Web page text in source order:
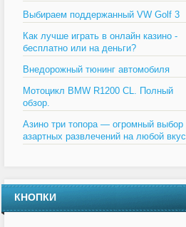
Выбираем поддержанный VW Golf 3
Как лучше играть в онлайн казино -
бесплатно или на деньги?
Внедорожный тюнинг автомобиля
Мотоцикл BMW R1200 CL. Полный
обзор.
Азино три топора — огромный выбор
азартных развлечений на любой вкус
КНОПКИ